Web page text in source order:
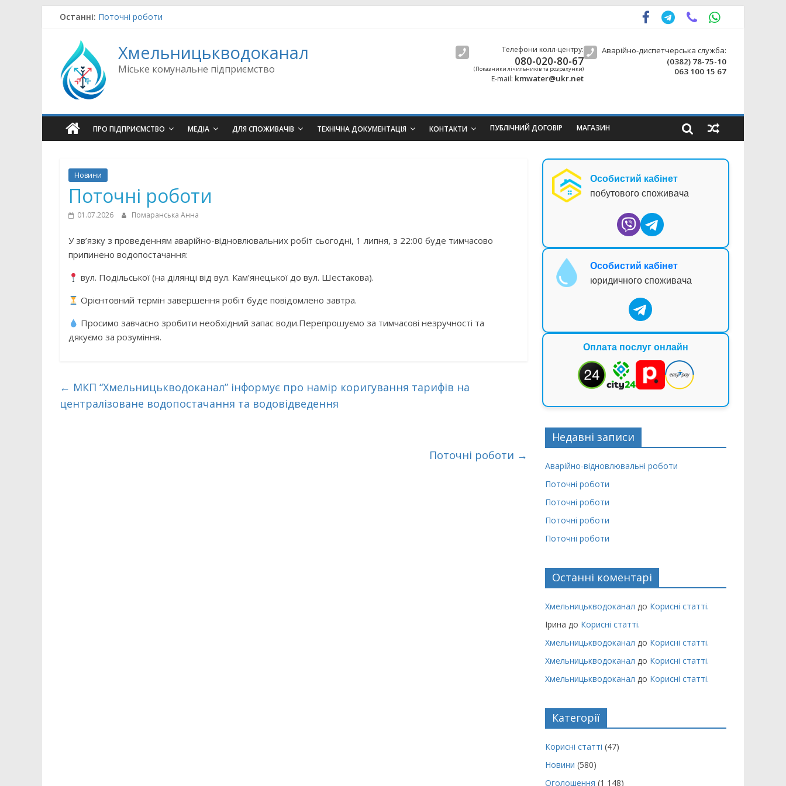
Останні: Поточні роботи
Поточні роботи
Поточні роботи
Хмельницькводоканал
Міське комунальне підприємство
Телефони колл-центру:
080-020-80-67
(Показники лічильників та розрахунки)
E-mail: kmwater@ukr.net
Аварійно-диспетчерська служба:
(0382) 78-75-10
063 100 15 67
ПРО ПІДПРИЄМСТВО МЕДІА ДЛЯ СПОЖИВАЧІВ ТЕХНІЧНА ДОКУМЕНТАЦІЯ КОНТАКТИ ПУБЛІЧНИЙ ДОГОВІР МАГАЗИН
Новини
Поточні роботи
01.07.2026 Помаранська Анна
У зв’язку з проведенням аварійно-відновлювальних робіт сьогодні, 1 липня, з 22:00 буде тимчасово
припинено водопостачання:
вул. Подільської (на ділянці від вул. Кам’янецької до вул. Шестакова).
Орієнтовний термін завершення робіт буде повідомлено завтра.
Просимо завчасно зробити необхідний запас води.Перепрошуємо за тимчасові незручності та
дякуємо за розуміння.
← МКП “Хмельницькводоканал” інформує про намір коригування тарифів на
централізоване водопостачання та водовідведення
Поточні роботи →
Особистий кабінет
побутового споживача
Особистий кабінет
юридичного споживача
Оплата послуг онлайн
Недавні записи
Аварійно-відновлювальні роботи
Поточні роботи
Поточні роботи
Поточні роботи
Поточні роботи
Останні коментарі
Хмельницькводоканал до Корисні статті.
Ірина до Корисні статті.
Хмельницькводоканал до Корисні статті.
Хмельницькводоканал до Корисні статті.
Хмельницькводоканал до Корисні статті.
Категорії
Корисні статті (47)
Новини (580)
Оголошення (1 148)